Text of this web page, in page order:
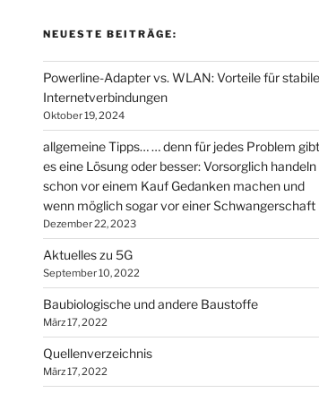
NEUESTE BEITRÄGE:
Powerline-Adapter vs. WLAN: Vorteile für stabile
Internetverbindungen
Oktober 19, 2024
allgemeine Tipps… … denn für jedes Problem gibt
es eine Lösung oder besser: Vorsorglich handeln
schon vor einem Kauf Gedanken machen und
wenn möglich sogar vor einer Schwangerschaft
Dezember 22, 2023
Aktuelles zu 5G
September 10, 2022
Baubiologische und andere Baustoffe
März 17, 2022
Quellenverzeichnis
März 17, 2022